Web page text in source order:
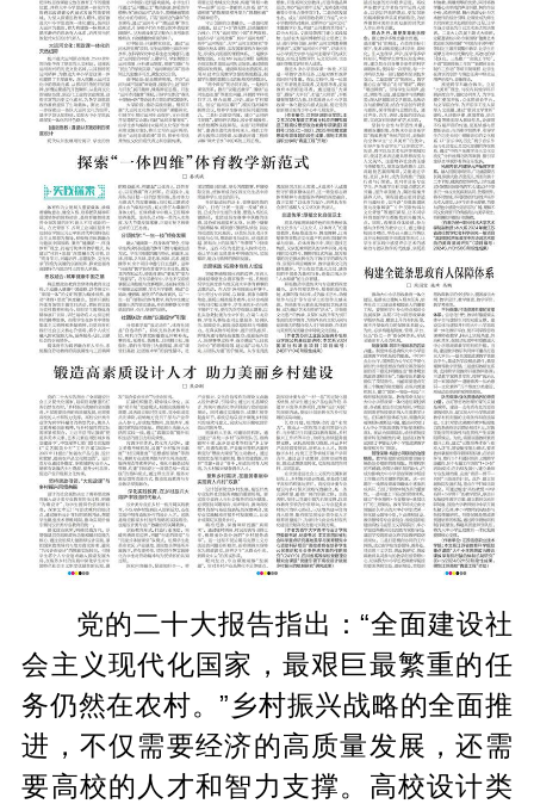
党的二十大报告指出：“全面建设社
会主义现代化国家，最艰巨最繁重的任
务仍然在农村。”乡村振兴战略的全面推
进，不仅需要经济的高质量发展，还需
要高校的人才和智力支撑。高校设计类